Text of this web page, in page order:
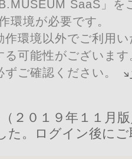
SaaS」を
環境が必要です。
作環境以外でご利用
る可能性がございます
ずご確認ください。
２０１９年１１月
た。ログイン後に